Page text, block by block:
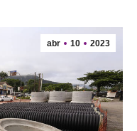
abr 10 2023